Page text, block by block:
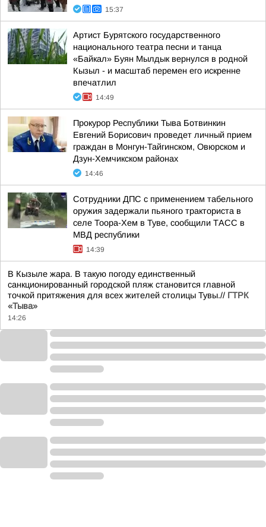
15:37
Артист Бурятского государственного
национального театра песни и танца
«Байкал» Буян Мылдык вернулся в родной
Кызыл - и масштаб перемен его искренне
впечатлил
14:49
Прокурор Республики Тыва Ботвинкин
Евгений Борисович проведет личный прием
граждан в Монгун-Тайгинском, Овюрском и
Дзун-Хемчикском районах
14:46
Сотрудники ДПС с применением табельного
оружия задержали пьяного тракториста в
селе Тоора-Хем в Туве, сообщили ТАСС в
МВД республики
14:39
В Кызыле жара. В такую погоду единственный
санкционированный городской пляж становится главной
точкой притяжения для всех жителей столицы Тувы.// ГТРК
«Тыва»
14:26